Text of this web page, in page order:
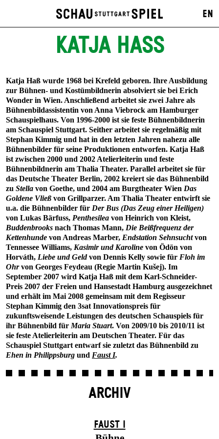
EN
KATJA HASS
Katja Haß wurde 1968 bei Krefeld geboren. Ihre Ausbildung
zur Bühnen- und Kostümbildnerin absolviert sie bei Erich
Wonder in Wien. Anschließend arbeitet sie zwei Jahre als
Bühnenbildassistentin von Anna Viebrock am Hamburger
Schauspielhaus. Von 1996-2000 ist sie feste Bühnenbildnerin
am Schauspiel Stuttgart. Seither arbeitet sie regelmäßig mit
Stephan Kimmig und hat in den letzten Jahren nahezu alle
Bühnenbilder für seine Produktionen entworfen. Katja Haß
ist zwischen 2000 und 2002 Atelierleiterin und feste
Bühnenbildnerin am Thalia Theater. Parallel arbeitet sie für
das Deutsche Theater Berlin, 2002 kreiert sie das Bühnenbild
zu Stella von Goethe, und 2004 am Burgtheater Wien Das
Goldene Vließ von Grillparzer. Am Thalia Theater entwirft sie
u.a. die Bühnenbilder für Der Bus (Das Zeug einer Heiligen)
von Lukas Bärfuss, Penthesilea von Heinrich von Kleist,
Buddenbrooks nach Thomas Mann, Die Beißfrequenz der
Kettenhunde von Andreas Marber, Endstation Sehnsuchtvon
Tennessee Williams, Kasimir und Karoline von Ödön von
Horváth, Liebe und Geldvon Dennis Kelly sowie für Floh im
Ohrvon Georges Feydeau (Regie Martin Kušej). Im
September 2007 wird Katja Haß mit dem Karl-Schneider-
Preis 2007 der Freien und Hansestadt Hamburg ausgezeichnet
und erhält im Mai 2008 gemeinsam mit dem Regisseur
Stephan Kimmig den 3sat Innovationspreis für
zukunftsweisende Leistungen des deutschen Schauspiels für
ihr Bühnenbild für Maria Stuart. Von 2009/10 bis 2010/11 ist
sie feste Atelierleiterin am Deutschen Theater. Für das
Schauspiel Stuttgart entwarf sie zuletzt das Bühnenbild zu
Ehen in Philippsburg und Faust I.
ARCHIV
FAUST I